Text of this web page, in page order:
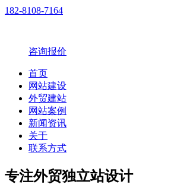
182-8108-7164
咨询报价
首页
网站建设
外贸建站
网站案例
新闻资讯
关于
联系方式
专注外贸独立站设计